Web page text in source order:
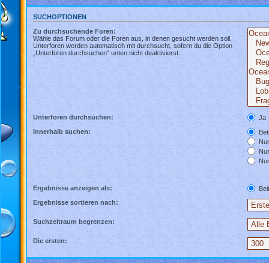
SUCHOPTIONEN
Zu durchsuchende Foren:
Wähle das Forum oder die Foren aus, in denen gesucht werden soll.
Unterforen werden automatisch mit durchsucht, sofern du die Option
„Unterforen durchsuchen“ unten nicht deaktivierst.
Unterforen durchsuchen:
Ja
Innerhalb suchen:
Ergebnisse anzeigen als:
Ergebnisse sortieren nach:
Suchzeitraum begrenzen:
Die ersten: